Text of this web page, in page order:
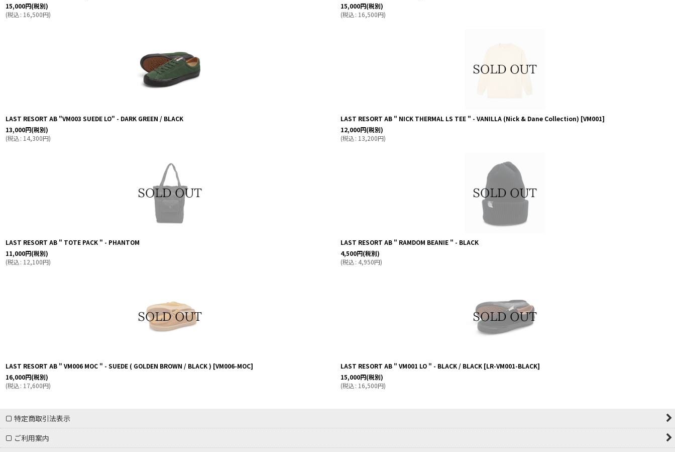
15,000円(税別)
(税込: 16,500円)
15,000円(税別)
(税込: 16,500円)
LAST RESORT AB "VM003 SUEDE LO" - DARK GREEN / BLACK
13,000円(税別)
(税込: 14,300円)
LAST RESORT AB " NICK THERMAL LS TEE " - VANILLA (Nick & Dane Collection) [VM001]
12,000円(税別)
(税込: 13,200円)
LAST RESORT AB " TOTE PACK " - PHANTOM
11,000円(税別)
(税込: 12,100円)
LAST RESORT AB " RAMDOM BEANIE " - BLACK
4,500円(税別)
(税込: 4,950円)
LAST RESORT AB " VM006 MOC " - SUEDE ( GOLDEN BROWN / BLACK ) [VM006-MOC]
16,000円(税別)
(税込: 17,600円)
LAST RESORT AB " VM001 LO " - BLACK / BLACK [LR-VM001-BLACK]
15,000円(税別)
(税込: 16,500円)
特定商取引法表示
ご利用案内